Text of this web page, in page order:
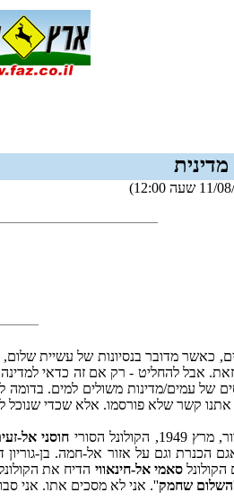
כאשר מדובר בנסיונות של עשיית שלום,
אבל להחליט - רק אם זה כדאי
של עמים/מדינות משולים למים.
קשר שלא פורסמו. אלא שכדי שנוכל
הסורי חוסני אל-
וגם על אזור אל-חמה. בן-גוריון
סאמי אל-חינאווי הדיח את
השלום שחמק''. אני לא מסכים אתו. אני